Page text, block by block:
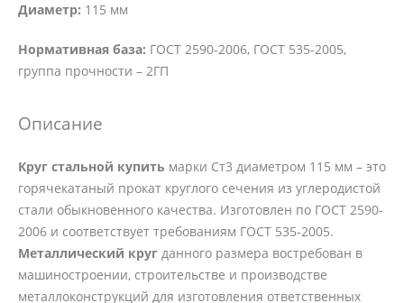
Диаметр: 115 мм
Нормативная база: ГОСТ 2590-2006, ГОСТ 535-2005,
группа прочности – 2ГП
Описание
Круг стальной купить марки Ст3 диаметром 115 мм – это
горячекатаный прокат круглого сечения из углеродистой
стали обыкновенного качества. Изготовлен по ГОСТ 2590-
2006 и соответствует требованиям ГОСТ 535-2005.
Металлический круг данного размера востребован в
машиностроении, строительстве и производстве
металлоконструкций для изготовления ответственных